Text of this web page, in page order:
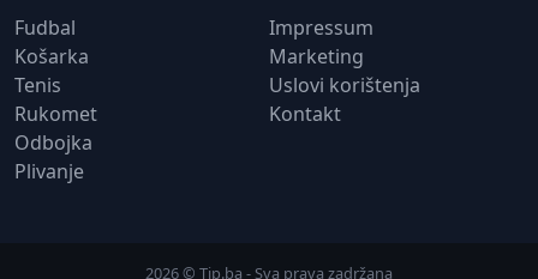
Fudbal
Košarka
Tenis
Rukomet
Odbojka
Plivanje
Impressum
Marketing
Uslovi korištenja
Kontakt
2026 © Tip.ba - Sva prava zadržana